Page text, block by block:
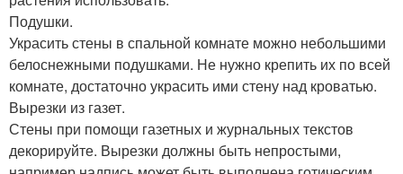
Подушки.
Украсить стены в спальной комнате можно небольшими
белоснежными подушками. Не нужно крепить их по всей
комнате, достаточно украсить ими стену над кроватью.
Вырезки из газет.
Стены при помощи газетных и журнальных текстов
декорируйте. Вырезки должны быть непростыми,